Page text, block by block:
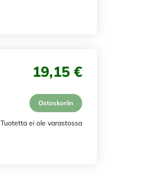
19,15 €
Ostoskoriin
Tuotetta ei ole varastossa